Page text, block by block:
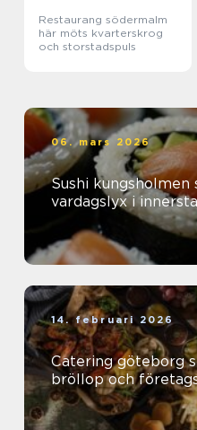
Restaurang södermalm
här möts kvarterskrog
och storstadspuls
06. mars 2026
Sushi kungsholmen smak, kvalitet och
vardagslyx i
14. februari 2026
Catering göteborg smarta val för fest,
bröllop och